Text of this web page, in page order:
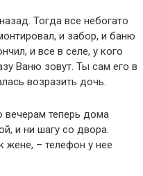
Тогда все небогато
и забор, и баню
и все в селе, у кого
Ваню зовут. Ты сам его в
возразить дочь.
вечерам теперь дома
и ни шагу со двора.
жене, – телефон у нее